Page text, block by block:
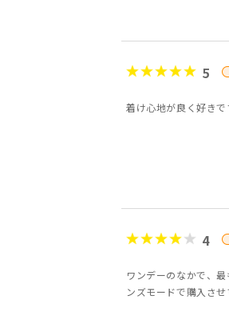
5
着け心地が良く好きで
4
ワンデーのなかで、
ンズモードで購入させ